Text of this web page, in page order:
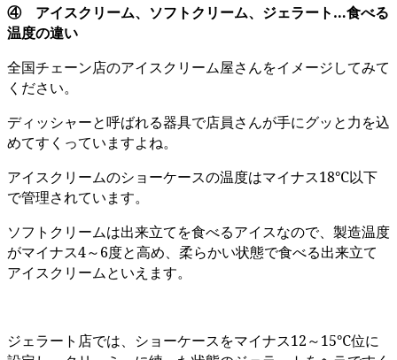
④ アイスクリーム、ソフトクリーム、ジェラート…食べる
温度の違い
全国チェーン店のアイスクリーム屋さんをイメージしてみて
ください。
ディッシャーと呼ばれる器具で店員さんが手にグッと力を込
めてすくっていますよね。
アイスクリームのショーケースの温度はマイナス18℃以下
で管理されています。
ソフトクリームは出来立てを食べるアイスなので、製造温度
がマイナス4～6度と高め、柔らかい状態で食べる出来立て
アイスクリームといえます。
ジェラート店では、ショーケースをマイナス12～15℃位に